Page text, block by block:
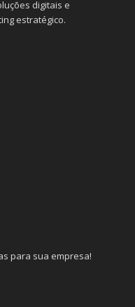
digitais e
estratégico.
para sua empresa!